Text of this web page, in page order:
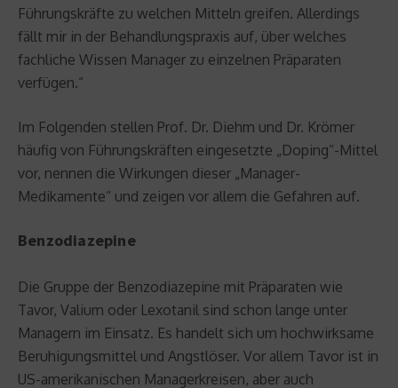
Führungskräfte zu welchen Mitteln greifen. Allerdings
fällt mir in der Behandlungspraxis auf, über welches
fachliche Wissen Manager zu einzelnen Präparaten
verfügen.“
Im Folgenden stellen Prof. Dr. Diehm und Dr. Krömer
häufig von Führungskräften eingesetzte „Doping“-Mittel
vor, nennen die Wirkungen dieser „Manager-
Medikamente“ und zeigen vor allem die Gefahren auf.
Benzodiazepine
Die Gruppe der Benzodiazepine mit Präparaten wie
Tavor, Valium oder Lexotanil sind schon lange unter
Managern im Einsatz. Es handelt sich um hochwirksame
Beruhigungsmittel und Angstlöser. Vor allem Tavor ist in
US-amerikanischen Managerkreisen, aber auch